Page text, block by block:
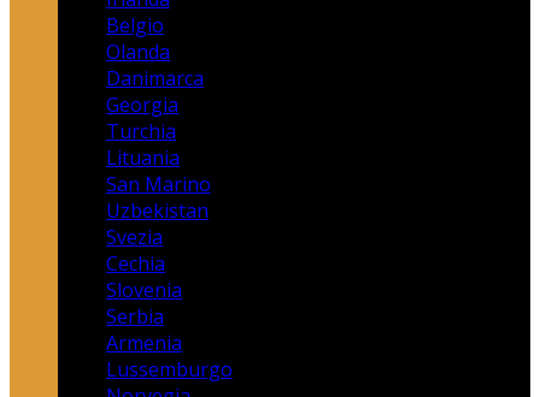
Belgio
Olanda
Danimarca
Georgia
Turchia
Lituania
San Marino
Uzbekistan
Svezia
Cechia
Slovenia
Serbia
Armenia
Lussemburgo